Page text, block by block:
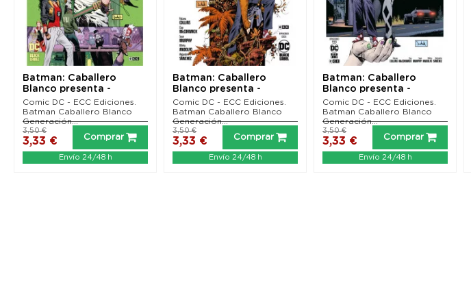
Batman: Caballero
Blanco presenta -
Generación Joker 01 (de
6)
Comic DC - ECC Ediciones.
Batman Caballero Blanco
Generación...
3,33 €
3,50 €
Comprar
Envío 24/48 h
Batman: Caballero
Blanco presenta -
Generación Joker 02 (de
6)
Comic DC - ECC Ediciones.
Batman Caballero Blanco
Generación...
3,33 €
3,50 €
Comprar
Envío 24/48 h
Batman: Caballero
Blanco presenta -
Generación Joker 03 (de
6)
Comic DC - ECC Ediciones.
Batman Caballero Blanco
Generación...
3,33 €
3,50 €
Comprar
Envío 24/48 h